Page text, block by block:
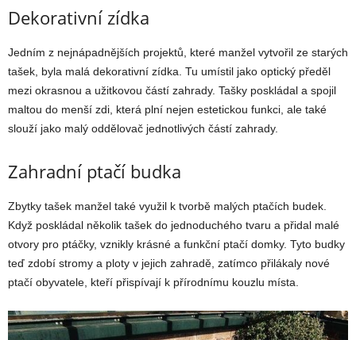
Dekorativní zídka
Jedním z nejnápadnějších projektů, které manžel vytvořil ze starých
tašek, byla malá dekorativní zídka. Tu umístil jako optický předěl
mezi okrasnou a užitkovou částí zahrady. Tašky poskládal a spojil
maltou do menší zdi, která plní nejen estetickou funkci, ale také
slouží jako malý oddělovač jednotlivých částí zahrady.
Zahradní ptačí budka
Zbytky tašek manžel také využil k tvorbě malých ptačích budek.
Když poskládal několik tašek do jednoduchého tvaru a přidal malé
otvory pro ptáčky, vznikly krásné a funkční ptačí domky. Tyto budky
teď zdobí stromy a ploty v jejich zahradě, zatímco přilákaly nové
ptačí obyvatele, kteří přispívají k přírodnímu kouzlu místa.